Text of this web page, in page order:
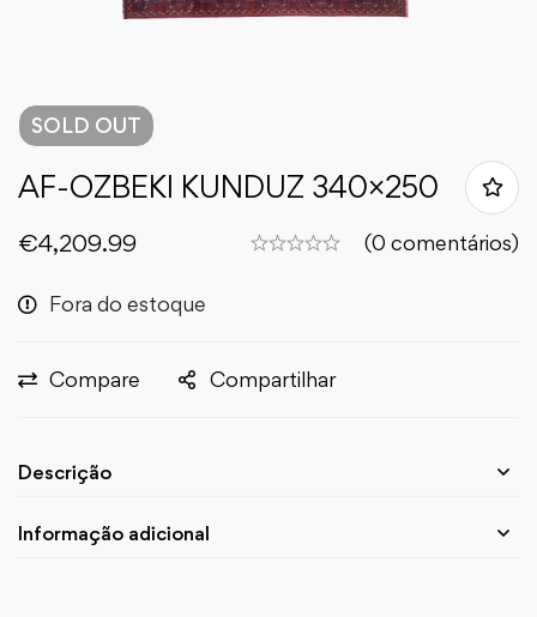
SOLD OUT
AF-OZBEKI KUNDUZ 340×250
€4,209.99 (0 comentários)
Fora do estoque
Compare Compartilhar
Descrição
Informação adicional